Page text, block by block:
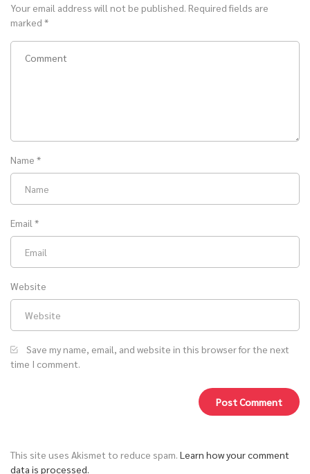
Your email address will not be published. Required fields are
marked *
Name *
Email *
Website
Save my name, email, and website in this browser for the next
time I comment.
This site uses Akismet to reduce spam. Learn how your comment
data is processed.